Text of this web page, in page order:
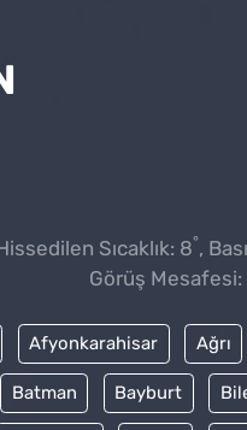
Sıcaklık: 8°,
Görüş Mesafesi:
Afyonkarahisar Ağrı
Batman Bayburt